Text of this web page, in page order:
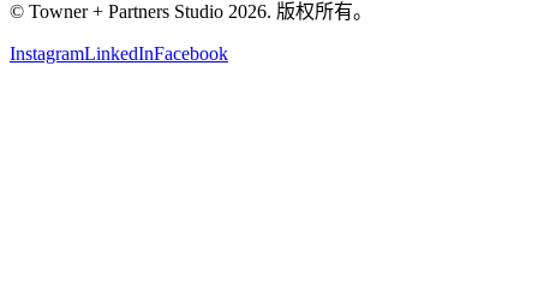
© Towner + Partners Studio 2026. 版权所有。
InstagramLinkedInFacebook